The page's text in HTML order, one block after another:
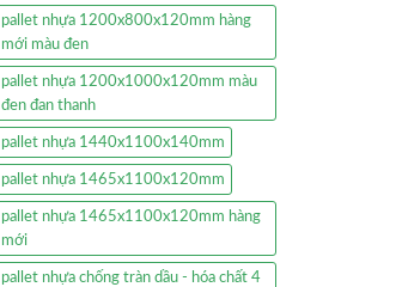
pallet nhựa 1200x800x120mm hàng
mới màu đen
pallet nhựa 1200x1000x120mm màu
đen đan thanh
pallet nhựa 1440x1100x140mm
pallet nhựa 1465x1100x120mm
pallet nhựa 1465x1100x120mm hàng
mới
pallet nhựa chống tràn dầu - hóa chất 4